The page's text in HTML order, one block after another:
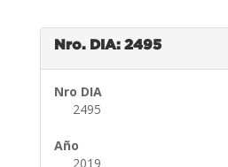
Nro. DIA: 2495
Nro DIA
2495
Año
2019